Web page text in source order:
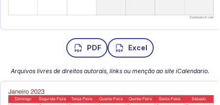
PDF Excel
Arquivos livres de direitos autorais, links ou menção ao site iCalendario.